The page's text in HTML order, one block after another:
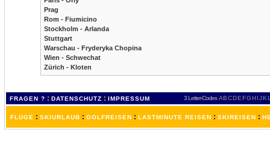
Prag
Rom - Fiumicino
Stockholm - Arlanda
Stuttgart
Warschau - Fryderyka Chopina
Wien - Schwechat
Zürich - Kloten
FRAGEN ? : DATENSCHUTZ : IMPRESSUM 3 Letter-Codes ABCDEFGH IJKL
FLÜGE : SKIURLAUB : GOLFREISEN : LASTMINUTE REISEN : SKIREISEN :